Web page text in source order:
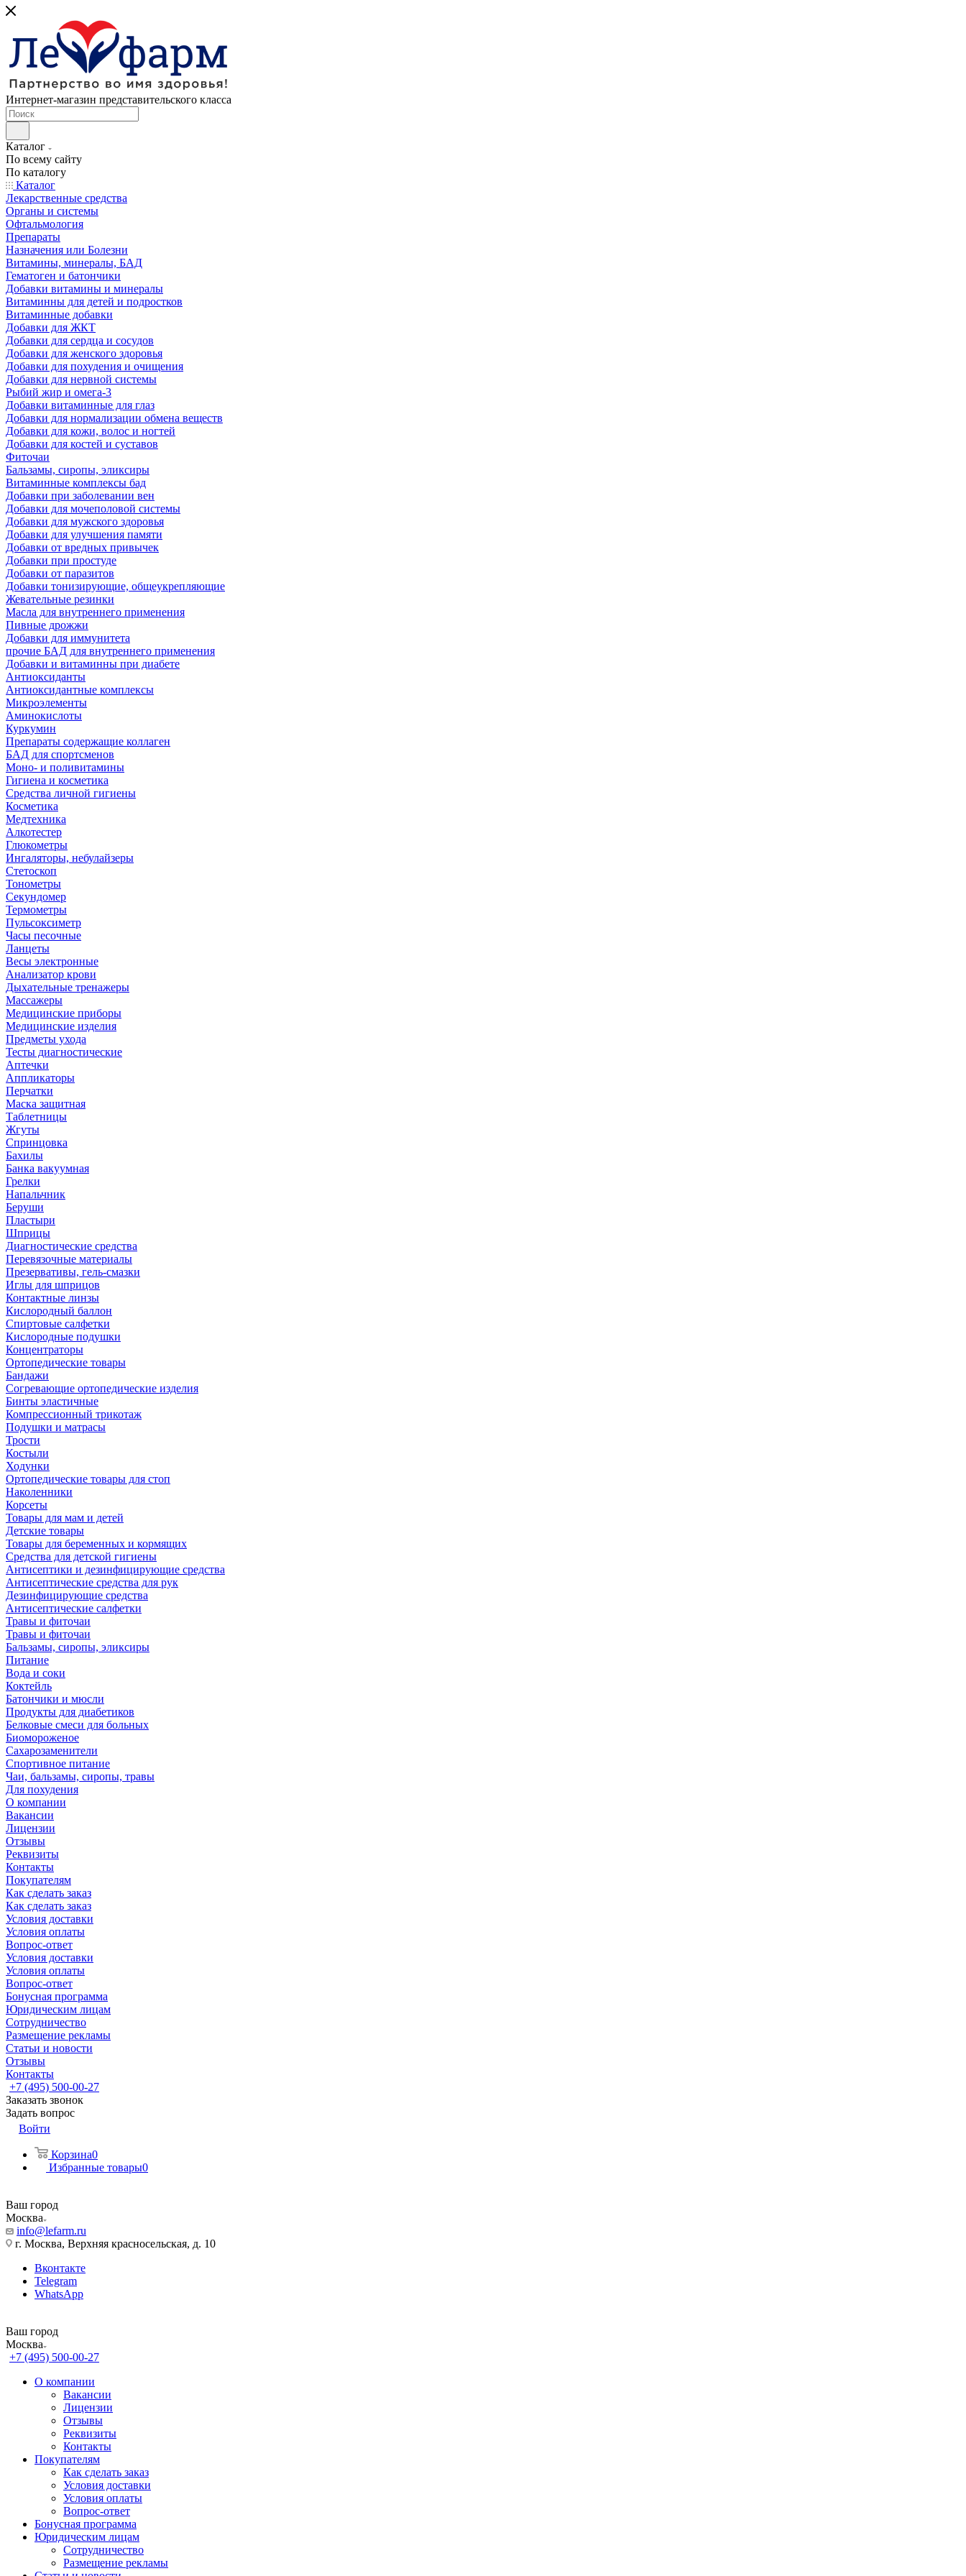
Интернет-магазин представительского класса
Каталог
По всему сайту
По каталогу
Каталог
Лекарственные средства
Органы и системы
Офтальмология
Препараты
Назначения или Болезни
Витамины, минералы, БАД
Гематоген и батончики
Добавки витамины и минералы
Витаминны для детей и подростков
Витаминные добавки
Добавки для ЖКТ
Добавки для сердца и сосудов
Добавки для женского здоровья
Добавки для похудения и очищения
Добавки для нервной системы
Рыбий жир и омега-3
Добавки витаминные для глаз
Добавки для нормализации обмена веществ
Добавки для кожи, волос и ногтей
Добавки для костей и суставов
Фиточаи
Бальзамы, сиропы, эликсиры
Витаминные комплексы бад
Добавки при заболевании вен
Добавки для мочеполовой системы
Добавки для мужского здоровья
Добавки для улучшения памяти
Добавки от вредных привычек
Добавки при простуде
Добавки от паразитов
Добавки тонизирующие, общеукрепляющие
Жевательные резинки
Масла для внутреннего применения
Пивные дрожжи
Добавки для иммунитета
прочие БАД для внутреннего применения
Добавки и витаминны при диабете
Антиоксиданты
Антиоксидантные комплексы
Микроэлементы
Аминокислоты
Куркумин
Препараты содержащие коллаген
БАД для спортсменов
Моно- и поливитамины
Гигиена и косметика
Средства личной гигиены
Косметика
Медтехника
Алкотестер
Глюкометры
Ингаляторы, небулайзеры
Стетоскоп
Тонометры
Секундомер
Термометры
Пульсоксиметр
Часы песочные
Ланцеты
Весы электронные
Анализатор крови
Дыхательные тренажеры
Массажеры
Медицинские приборы
Медицинские изделия
Предметы ухода
Тесты диагностические
Аптечки
Аппликаторы
Перчатки
Маска защитная
Таблетницы
Жгуты
Спринцовка
Бахилы
Банка вакуумная
Грелки
Напальчник
Беруши
Пластыри
Шприцы
Диагностические средства
Перевязочные материалы
Презервативы, гель-смазки
Иглы для шприцов
Контактные линзы
Кислородный баллон
Спиртовые салфетки
Кислородные подушки
Концентраторы
Ортопедические товары
Бандажи
Согревающие ортопедические изделия
Бинты эластичные
Компрессионный трикотаж
Подушки и матрасы
Трости
Костыли
Ходунки
Ортопедические товары для стоп
Наколенники
Корсеты
Товары для мам и детей
Детские товары
Товары для беременных и кормящих
Средства для детской гигиены
Антисептики и дезинфицирующие средства
Антисептические средства для рук
Дезинфицирующие средства
Антисептические салфетки
Травы и фиточаи
Травы и фиточаи
Бальзамы, сиропы, эликсиры
Питание
Вода и соки
Коктейль
Батончики и мюсли
Продукты для диабетиков
Белковые смеси для больных
Биомороженое
Сахарозаменители
Спортивное питание
Чаи, бальзамы, сиропы, травы
Для похудения
О компании
Вакансии
Лицензии
Отзывы
Реквизиты
Контакты
Покупателям
Как сделать заказ
Как сделать заказ
Условия доставки
Условия оплаты
Вопрос-ответ
Условия доставки
Условия оплаты
Вопрос-ответ
Бонусная программа
Юридическим лицам
Сотрудничество
Размещение рекламы
Статьи и новости
Отзывы
Контакты
+7 (495) 500-00-27
Заказать звонок
Задать вопрос
Войти
Корзина0
Избранные товары0
Ваш город
Москва
info@lefarm.ru
г. Москва, Верхняя красносельская, д. 10
Вконтакте
Telegram
WhatsApp
Ваш город
Москва
+7 (495) 500-00-27
О компании
Вакансии
Лицензии
Отзывы
Реквизиты
Контакты
Покупателям
Как сделать заказ
Условия доставки
Условия оплаты
Вопрос-ответ
Бонусная программа
Юридическим лицам
Сотрудничество
Размещение рекламы